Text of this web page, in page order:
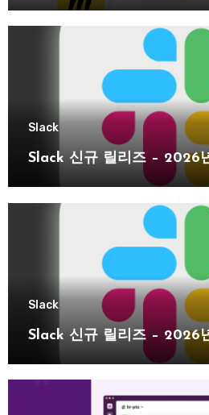
Slack
Slack 신규 릴리즈 – 2026
Slack
Slack 신규 릴리즈 – 2026